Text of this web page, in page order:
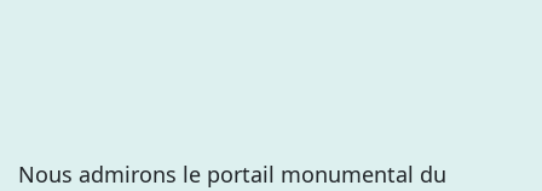
Nous admirons le portail monumental du